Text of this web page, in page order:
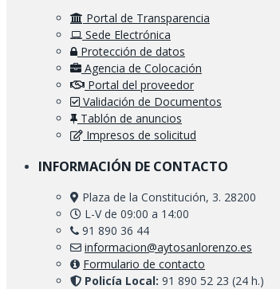
Portal de Transparencia
Sede Electrónica
Protección de datos
Agencia de Colocación
Portal del proveedor
Validación de Documentos
Tablón de anuncios
Impresos de solicitud
INFORMACIÓN DE CONTACTO
Plaza de la Constitución, 3. 28200
L-V de 09:00 a 14:00
91 890 36 44
informacion@aytosanlorenzo.es
Formulario de contacto
Policía Local: 91 890 52 23 (24 h.)